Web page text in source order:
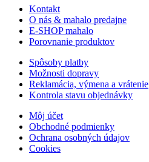
Kontakt
O nás & mahalo predajne
E-SHOP mahalo
Porovnanie produktov
Spôsoby platby
Možnosti dopravy
Reklamácia, výmena a vrátenie
Kontrola stavu objednávky
Môj účet
Obchodné podmienky
Ochrana osobných údajov
Cookies